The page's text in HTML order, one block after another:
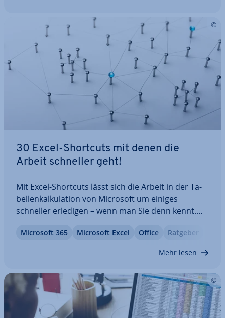
30 Excel-Shortcuts mit denen die
Arbeit schneller geht!
Mit Excel-Shortcuts lässt sich die Arbeit in der Ta­
bel­len­kal­ku­la­ti­on von Microsoft um einiges
schneller erledigen – wenn man Sie denn kennt.
na­tio­nen vor, mit denen die Arbeit leichter von der
Microsoft 365 Microsoft Excel Office Ratgeber
Mehr lesen